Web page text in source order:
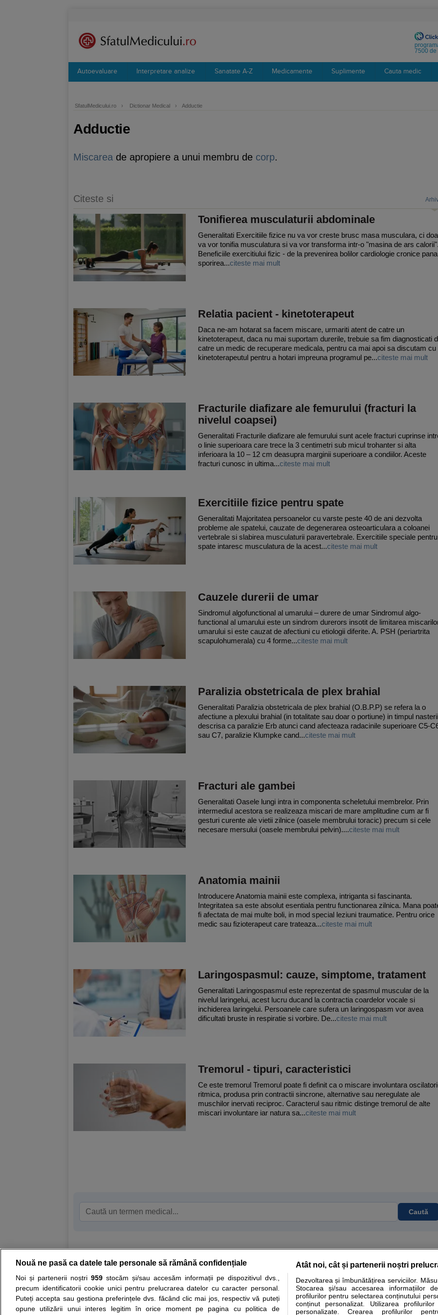
7500 de
Autoevaluare Interpretare analize Sanatate A-Z Medicamente Suplimente Cauta medic
SfatulMedicului.ro › Dictionar Medical › Adductie
Adductie
Miscarea de apropiere a unui membru de corp.
Citeste si
Tonifierea musculaturii abdominale
Generalitati Exercitiile fizice nu va vor creste brusc masa musculara, ci
va vor tonifia musculatura si va vor transforma intr-o "masina de ars
Beneficiile exercitiului fizic - de la prevenirea bolilor cardiologie cronice
sporirea...citeste mai mult
Relatia pacient - kinetoterapeut
Daca ne-am hotarat sa facem miscare, urmariti atent de catre un
kinetoterapeut, daca nu mai suportam durerile, trebuie sa fim diagnosticati
catre un medic de recuperare medicala, pentru ca mai apoi sa discutam cu
kinetoterapeutul pentru a hotari impreuna programul pe...citeste mai mult
Fracturile diafizare ale femurului (fracturi la
nivelul coapsei)
Generalitati Fracturile diafizare ale femurului sunt acele fracturi cuprinse
o linie superioara care trece la 3 centimetri sub micul trohanter si alta
inferioara la 10 – 12 cm deasupra marginii superioare a condiilor. Aceste
fracturi cunosc in ultima...citeste mai mult
Exercitiile fizice pentru spate
Generalitati Majoritatea persoanelor cu varste peste 40 de ani dezvolta
probleme ale spatelui, cauzate de degenerarea osteoarticulara a coloanei
vertebrale si slabirea musculaturii paravertebrale. Exercitiile speciale pentru
spate intaresc musculatura de la acest...citeste mai mult
Cauzele durerii de umar
Sindromul algofunctional al umarului – durere de umar Sindromul algo-
functional al umarului este un sindrom durerors insotit de limitarea
umarului si este cauzat de afectiuni cu etiologii diferite. A. PSH (periartrita
scapulohumerala) cu 4 forme...citeste mai mult
Paralizia obstetricala de plex brahial
Generalitati Paralizia obstetricala de plex brahial (O.B.P.P) se refera la o
afectiune a plexului brahial (in totalitate sau doar o portiune) in timpul
descrisa ca paralizie Erb atunci cand afecteaza radacinile superioare C5-
sau C7, paralizie Klumpke cand...citeste mai mult
Fracturi ale gambei
Generalitati Oasele lungi intra in componenta scheletului membrelor. Prin
intermediul acestora se realizeaza miscari de mare amplitudine cum ar fi
gesturi curente ale vietii zilnice (oasele membrului toracic) precum si cele
necesare mersului (oasele membrului pelvin)....citeste mai mult
Anatomia mainii
Introducere Anatomia mainii este complexa, intriganta si fascinanta.
Integritatea sa este absolut esentiala pentru functionarea zilnica. Mana
fi afectata de mai multe boli, in mod special leziuni traumatice. Pentru orice
medic sau fizioterapeut care trateaza...citeste mai mult
Laringospasmul: cauze, simptome, tratament
Generalitati Laringospasmul este reprezentat de spasmul muscular de la
nivelul laringelui, acest lucru ducand la contractia coardelor vocale si
inchiderea laringelui. Persoanele care sufera un laringospasm vor avea
dificultati bruste in respiratie si vorbire. De...citeste mai mult
Tremorul - tipuri, caracteristici
Ce este tremorul Tremorul poate fi definit ca o miscare involuntara
ritmica, produsa prin contractii sincrone, alternative sau neregulate ale
muschilor inervati reciproc. Caracterul sau ritmic distinge tremorul de alte
miscari involuntare iar natura sa...citeste mai mult
Caută
Resurse: Autoevaluare simptome Interpretare analize Specialitati medicale
Opiniile avizate ale medicilor, sfaturile si orice alte informatii despre sanatate disponibile pe sfatulmedicului.ro au scop informativ si
nici diagnosticul stabilit in urma investigatiilor si analizelor medicale. Va sfatuim, ca pe langa informatia primita pe sfatulmedicului.ro
ii punem la dispozitie pentru programare in sistemul de programari la medic Clickmed.
Nouă ne pasă ca datele tale personale să rămână confidențiale
Noi și partenerii noștri 959stocăm și/sau accesăm informații pe dispozitivul dvs.,
precum identificatorii cookie unici pentru prelucrarea datelor cu caracter personal.
Puteți accepta sau gestiona preferințele dvs. făcând clic mai jos, respectiv vă puteți
opune utilizării unui interes legitim în orice moment pe pagina cu politica de
Atât noi, cât și partenerii noștri
Dezvoltarea și îmbunătățirea serviciilor.
Stocarea și/sau accesarea informațiilor
profilurilor pentru selectarea conținutului
conținut personalizat. Utilizarea
personalizate. Crearea profilurilor